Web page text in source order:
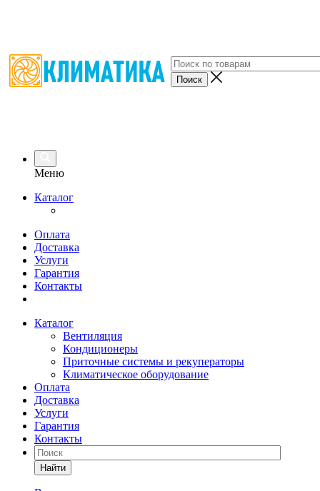
Меню
Каталог
Оплата
Доставка
Услуги
Гарантия
Контакты
Каталог
Вентиляция
Кондиционеры
Приточные системы и рекуператоры
Климатическое оборудование
Оплата
Доставка
Услуги
Гарантия
Контакты
Найти